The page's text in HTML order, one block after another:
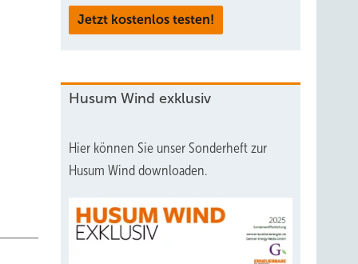
Jetzt kostenlos testen!
Husum Wind exklusiv
Hier können Sie unser Sonderheft zur
Husum Wind downloaden.